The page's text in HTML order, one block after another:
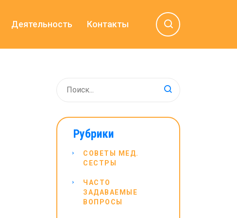
Деятельность Контакты
Рубрики
СОВЕТЫ МЕД.
СЕСТРЫ
ЧАСТО
ЗАДАВАЕМЫЕ
ВОПРОСЫ